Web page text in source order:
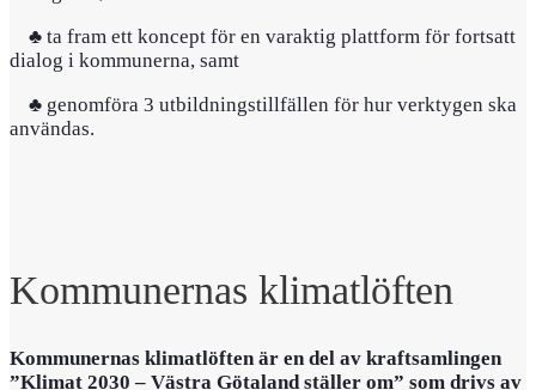
♣ ta fram ett koncept för en varaktig plattform för fortsatt
dialog i kommunerna, samt
♣ genomföra 3 utbildningstillfällen för hur verktygen ska
användas.
Kommunernas klimatlöften
Kommunernas klimatlöften är en del av kraftsamlingen
”Klimat 2030 – Västra Götaland ställer om” som drivs av